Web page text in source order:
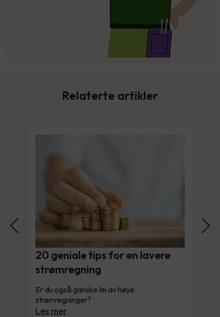
Relaterte artikler
20 geniale tips for en lavere
strømregning
Er du også ganske lei av høye
strømregninger?
Les mer